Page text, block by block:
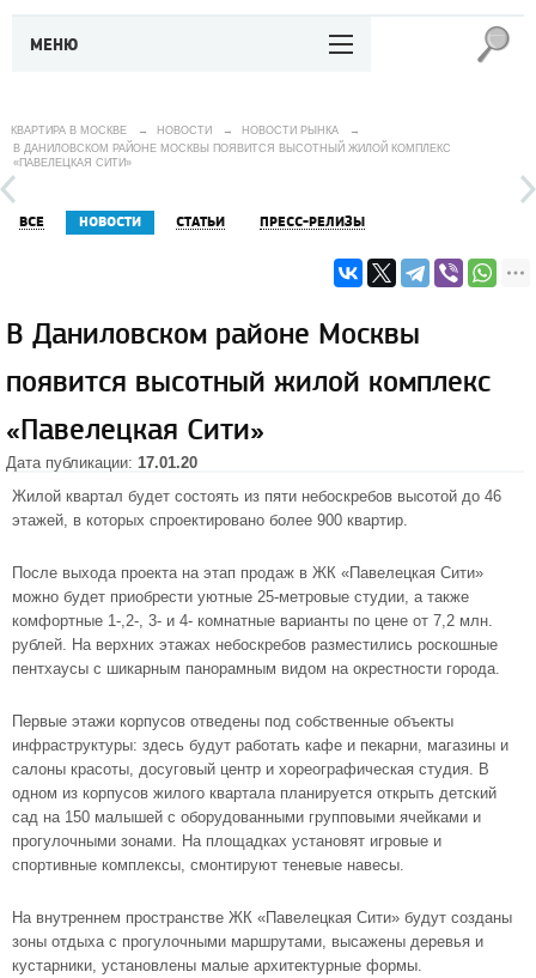
МЕНЮ
КВАРТИРА В МОСКВЕ → НОВОСТИ → НОВОСТИ РЫНКА
→
В ДАНИЛОВСКОМ РАЙОНЕ МОСКВЫ ПОЯВИТСЯ ВЫСОТНЫЙ ЖИЛОЙ КОМПЛЕКС
«ПАВЕЛЕЦКАЯ СИТИ»
ВСЕ НОВОСТИ СТАТЬИ ПРЕСС-РЕЛИЗЫ
В Даниловском районе Москвы
появится высотный жилой комплекс
«Павелецкая Сити»
Дата публикации: 17.01.20
Жилой квартал будет состоять из пяти небоскребов высотой до 46
этажей, в которых спроектировано более 900 квартир.
После выхода проекта на этап продаж в ЖК «Павелецкая Сити»
можно будет приобрести уютные 25-метровые студии, а также
комфортные 1-,2-, 3- и 4- комнатные варианты по цене от 7,2 млн.
рублей. На верхних этажах небоскребов разместились роскошные
пентхаусы с шикарным панорамным видом на окрестности города.
Первые этажи корпусов отведены под собственные объекты
инфраструктуры: здесь будут работать кафе и пекарни, магазины и
салоны красоты, досуговый центр и хореографическая студия. В
одном из корпусов жилого квартала планируется открыть детский
сад на 150 малышей с оборудованными групповыми ячейками и
прогулочными зонами. На площадках установят игровые и
спортивные комплексы, смонтируют теневые навесы.
На внутреннем пространстве ЖК «Павелецкая Сити» будут созданы
зоны отдыха с прогулочными маршрутами, высажены деревья и
кустарники, установлены малые архитектурные формы.